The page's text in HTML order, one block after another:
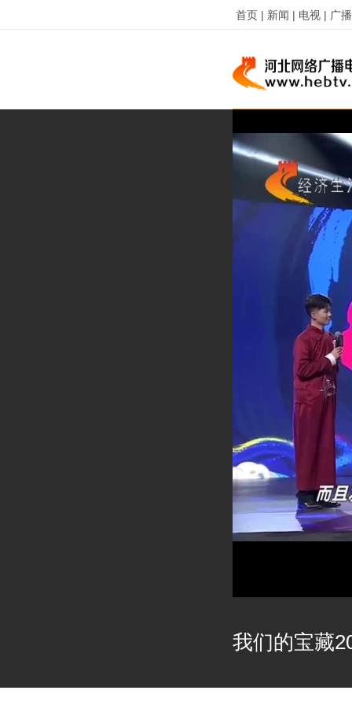
首页 | 新闻 | 电视 | 广
我们的宝藏